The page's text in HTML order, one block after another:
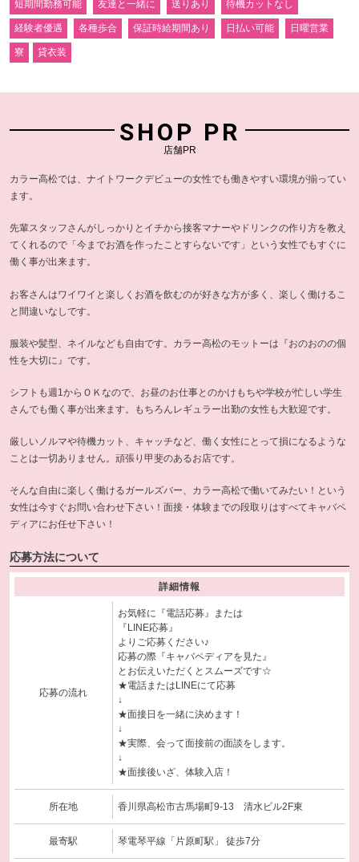
短期間勤務可能 友達と一緒に 送りあり 待機カットなし
経験者優遇 各種歩合 保証時給期間あり 日払い可能 日曜営業
寮 貸衣装
SHOP PR
店舗PR
カラー高松では、ナイトワークデビューの女性でも働きやすい環境が揃ってい
ます。
先輩スタッフさんがしっかりとイチから接客マナーやドリンクの作り方を教え
てくれるので「今までお酒を作ったことすらないです」という女性でもすぐに
働く事が出来ます。
お客さんはワイワイと楽しくお酒を飲むのが好きな方が多く、楽しく働けるこ
と間違いなしです。
服装や髪型、ネイルなども自由です。カラー高松のモットーは『おのおのの個
性を大切に』です。
シフトも週1からＯＫなので、お昼のお仕事とのかけもちや学校が忙しい学生
さんでも働く事が出来ます。もちろんレギュラー出勤の女性も大歓迎です。
厳しいノルマや待機カット、キャッチなど、働く女性にとって損になるような
ことは一切ありません。頑張り甲斐のあるお店です。
そんな自由に楽しく働けるガールズバー、カラー高松で働いてみたい！という
女性は今すぐお問い合わせ下さい！面接・体験までの段取りはすべてキャバペ
ディアにお任せ下さい！
応募方法について
詳細情報
応募の流れ
お気軽に『電話応募』または
『LINE応募』
よりご応募ください♪
応募の際『キャバペディアを見た』
とお伝えいただくとスムーズです☆
★電話またはLINEにて応募
↓
★面接日を一緒に決めます！
↓
★実際、会って面接前の面談をします。
↓
★面接後いざ、体験入店！
所在地 香川県高松市古馬場町9-13 清水ビル2F東
最寄駅 琴電琴平線「片原町駅」 徒歩7分